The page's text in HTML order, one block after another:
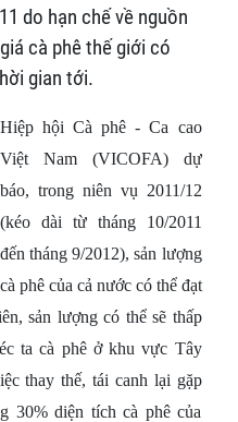
do hạn chế về nguồn
cà phê thế giới có
gian tới.
Hiệp hội Cà phê - Ca cao
Việt Nam (VICOFA) dự
báo, trong niên vụ 2011/12
(kéo dài từ tháng 10/2011
đến tháng 9/2012), sản lượng
cà phê của cả nước có thể đạt
sản lượng có thể sẽ thấp
ta cà phê ở khu vực Tây
thay thế, tái canh lại gặp
30% diện tích cà phê của